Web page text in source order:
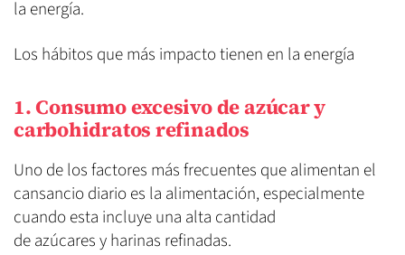
la energía.
Los hábitos que más impacto tienen en la energía
1. Consumo excesivo de azúcar y
carbohidratos refinados
Uno de los factores más frecuentes que alimentan el
cansancio diario es la alimentación, especialmente
cuando esta incluye una alta cantidad
de azúcares y harinas refinadas.